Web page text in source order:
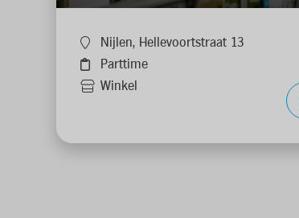
Nijlen, Hellevoortstraat 13
Parttime
Winkel